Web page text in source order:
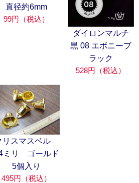
直径約6mm
99円（税込）
ダイロンマルチ
黒 08 エボニーブ
ラック
528円（税込）
リスマスベル
ミリ ゴールド
5個入り
495円（税込）